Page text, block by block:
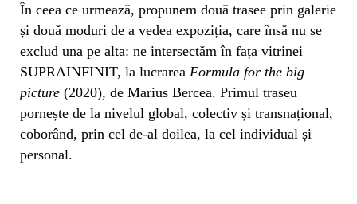
În ceea ce urmează, propunem două trasee prin galerie
și două moduri de a vedea expoziția, care însă nu se
exclud una pe alta: ne intersectăm în fața vitrinei
SUPRAINFINIT, la lucrarea Formula for the big
picture (2020), de Marius Bercea. Primul traseu
pornește de la nivelul global, colectiv și transnațional,
coborând, prin cel de-al doilea, la cel individual și
personal.